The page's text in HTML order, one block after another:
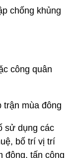
chống khủng
công quân
trận mùa đông
sử dụng các
bố trí vị trí
động, tấn công